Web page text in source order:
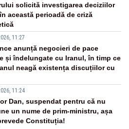
solicită investigarea deciziilor
această perioadă de criză
11:27
anunță negocieri de pace
și îndelungate cu Iranul, în timp ce
neagă existența discuțiilor cu
11:24
Dan, suspendat pentru că nu
un nume de prim-ministru, așa
Constituția!